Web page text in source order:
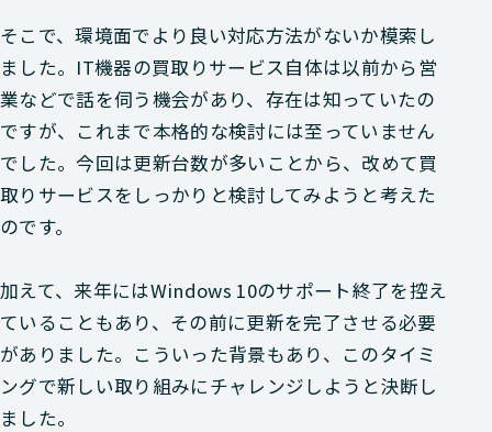
そこで、環境面でより良い対応方法がないか模索し
ました。IT機器の買取りサービス自体は以前から営
業などで話を伺う機会があり、存在は知っていたの
ですが、これまで本格的な検討には至っていません
でした。今回は更新台数が多いことから、改めて買
取りサービスをしっかりと検討してみようと考えた
のです。
加えて、来年にはWindows 10のサポート終了を控え
ていることもあり、その前に更新を完了させる必要
がありました。こういった背景もあり、このタイミ
ングで新しい取り組みにチャレンジしようと決断し
ました。